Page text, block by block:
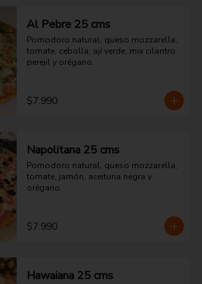
Al Pebre 25 cms
Pomodoro natural, queso mozzarella,
tomate, cebolla, ají verde, mix cilantro
perejil y orégano.
$7.990
Napolitana 25 cms
Pomodoro natural, queso mozzarella,
tomate, jamón, aceituna negra y
orégano.
$7.990
Hawaiana 25 cms